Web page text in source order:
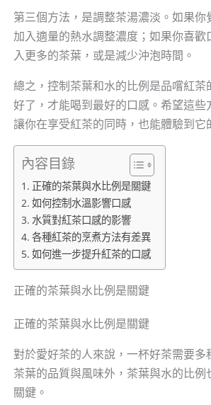
第三個方法，是調整茶湯濃淡。如果
加入適量的熱水調整濃度；如果你喜歡
入更多的茶葉，或是減少沖泡時間。
總之，控制茶葉和水的比例是品嚐紅茶
好了，才能喝到最好的口感。希望這些
讓你在享受紅茶的同時，也能體驗到它
內容目錄
正確的茶葉與水比例是關鍵
如何控制水溫影響口感
水質對紅茶口感的影響
各種紅茶的烹煮方法有差異
如何進一步提升紅茶的口感
正確的茶葉與水比例是關鍵
正確的茶葉與水比例是關鍵
對於愛好茶的人來說，一杯好茶需要多
茶葉的品質與風味外，茶葉與水的比例
關鍵。